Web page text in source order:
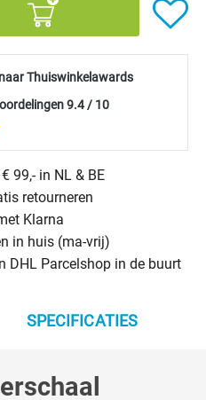
Thuiswinkelawards
9.4 / 10
99,- in NL & BE
retourneren
Klarna
in huis (ma-vrij)
DHL Parcelshop in de buurt
SPECIFICATIES